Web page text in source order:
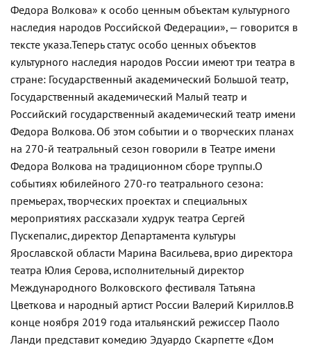
Федора Волкова» к особо ценным объектам культурного
наследия народов Российской Федерации», — говорится в
тексте указа.Теперь статус особо ценных объектов
культурного наследия народов России имеют три театра в
стране: Государственный академический Большой театр,
Государственный академический Малый театр и
Российский государственный академический театр имени
Федора Волкова. Об этом событии и о творческих планах
на 270-й театральный сезон говорили в Театре имени
Федора Волкова на традиционном сборе труппы.О
событиях юбилейного 270-го театрального сезона:
премьерах, творческих проектах и специальных
мероприятиях рассказали худрук театра Сергей
Пускепалис, директор Департамента культуры
Ярославской области Марина Васильева, врио директора
театра Юлия Серова, исполнительный директор
Международного Волковского фестиваля Татьяна
Цветкова и народный артист России Валерий Кириллов.В
конце ноября 2019 года итальянский режиссер Паоло
Ланди представит комедию Эдуардо Скарпетте «Дом